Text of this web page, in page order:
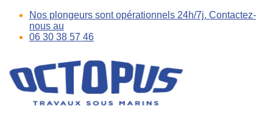
Nos plongeurs sont opérationnels 24h/7j. Contactez-
nous au
06 30 38 57 46